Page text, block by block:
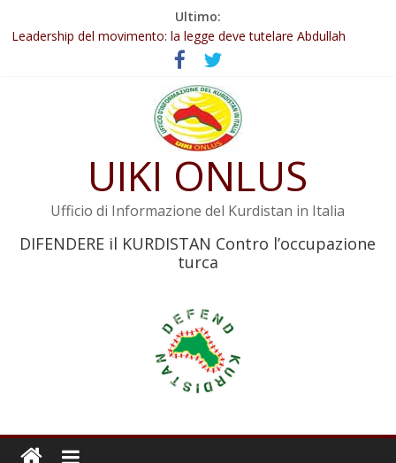
Ultimo:
Abdullah Öcalan: Le legge negativa deve essere trasformata in
legge positiva
Leadership del movimento: la legge deve tutelare Abdullah
Commissione donne del KNK: Şengal è di nuovo sotto minaccia
Non tenere conto della situazione di Rêber Apo ostacolerebbe
Il KNK chiede un’azione internazionale contro i crimini di guerra
UIKI ONLUS
Ufficio di Informazione del Kurdistan in Italia
DIFENDERE il KURDISTAN Contro l’occupazione
turca